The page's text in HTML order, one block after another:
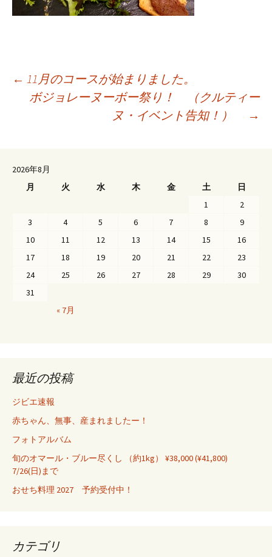
ゲ
← 11月のコースが始まりました。
ボジョレーヌーボー祭り！ （クルティー
ヌ・イベント告知！）
→
2026年8月
月
火 水 木 金 土 日
« 7月
1
2
3
4 5 6 7 8
9
10
11 12 13 14 15
16
17
18 19 20 21 22
23
24
25 26 27 28 29
30
31
最近の投稿
ジビエ速報
赤ちゃん、無事、産まれましたー！
フォトアルバム
旬のオマール・ブルー尽くし （約1kg） ¥38,000 (¥41,800)
7/26(日)まで
おせち料理 2027 予約受付中！
カテゴリ